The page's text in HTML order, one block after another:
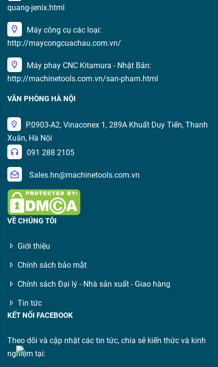
quang-jenix.html
Máy công cụ các loại:
http://maycongcuachau.com.vn/
Máy phay CNC Kitamura - Nhật Bản:
http://machinetools.com.vn/san-pham.html
VĂN PHÒNG HÀ NỘI
P.0903-A2, Vinaconex 1, 289A Khuất Duy Tiến, Thanh
Xuân, Hà Nội
091 288 2105
Sales.hn@machinetools.com.vn
VỀ CHÚNG TÔI
Giới thiệu
Chính sách bảo mật
Chính sách Đại lý - Nhà sản xuất - Giao hàng
Tin tức
KẾT NỐI FACEBOOK
Theo dõi và cập nhật các tin tức, chia sẻ kiến thức và kinh
nghiệm tại: